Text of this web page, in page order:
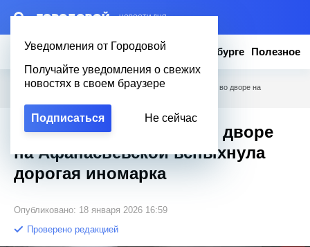
– НОВОСТИ ДНЯ
Уведомления от Городовой
Получайте уведомления о свежих
новостях в своем браузере
Подписаться Не сейчас
Новости Эксклюзив Вопросы о Петербурге Полезное
Городовой Новости Петербурга / Пылающий сюрприз: во дворе на
Пылающий сюрприз: во дворе
на Афанасьевской вспыхнула
дорогая иномарка
Опубликовано: 18 января 2026 16:59
Проверено редакцией